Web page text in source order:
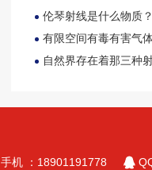
伦琴射线是什么物质
有限空间有毒有害气
自然界存在着那三种
手机 ：18901191778 